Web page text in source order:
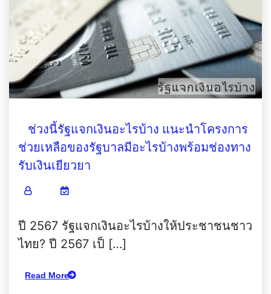
ช่วงนี้รัฐแจกเงินอะไรบ้าง แนะนำโครงการ
ช่วยเหลือของรัฐบาลมีอะไรบ้างพร้อมช่องทาง
รับเงินเยียวยา
ปี 2567 รัฐแจกเงินอะไรบ้างให้ประชาชนชาว
ไทย? ปี 2567 เป็ […]
Read More